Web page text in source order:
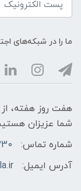
ما را در شبکه‌های
شما عزیزان
شماره تماس:
آدرس ایمیل: